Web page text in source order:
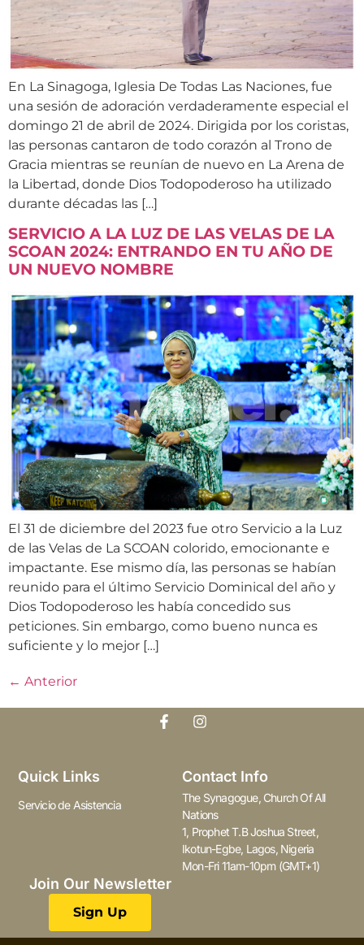
En La Sinagoga, Iglesia De Todas Las Naciones, fue
una sesión de adoración verdaderamente especial el
domingo 21 de abril de 2024. Dirigida por los coristas,
las personas cantaron de todo corazón al Trono de
Gracia mientras se reunían de nuevo en La Arena de
la Libertad, donde Dios Todopoderoso ha utilizado
durante décadas las […]
SERVICIO A LA LUZ DE LAS VELAS DE LA
SCOAN 2024: ENTRANDO EN TU AÑO DE
UN NUEVO NOMBRE
El 31 de diciembre del 2023 fue otro Servicio a la Luz
de las Velas de La SCOAN colorido, emocionante e
impactante. Ese mismo día, las personas se habían
reunido para el último Servicio Dominical del año y
Dios Todopoderoso les había concedido sus
peticiones. Sin embargo, como bueno nunca es
suficiente y lo mejor […]
← Anterior
Quick Links
Servicio de Asistencia
Contact Info
The Synagogue, Church Of All
Nations
1, Prophet T.B Joshua Street,
Ikotun-Egbe, Lagos, Nigeria
Mon-Fri 11am-10pm (GMT+1)
Join Our Newsletter
Sign Up